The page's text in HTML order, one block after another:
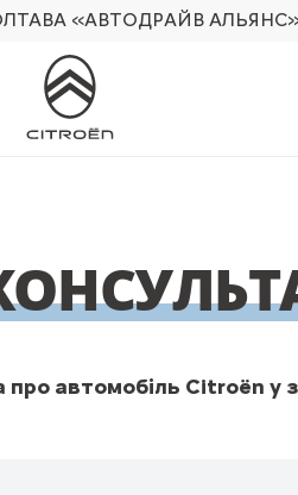
«АВТОДРАЙВ
автомобіль Citroën у